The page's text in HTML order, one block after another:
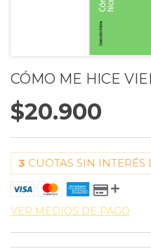
CÓMO ME HICE
$20.900
3 CUOTAS SIN INTERÉS
VER MEDIOS DE PAGO